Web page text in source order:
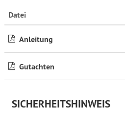
Datei
Anleitung
Gutachten
SICHERHEITSHINWEIS